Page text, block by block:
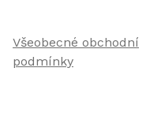
Všeobecné obchodní
podmínky